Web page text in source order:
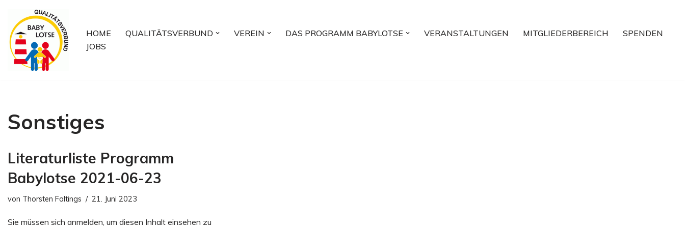
Zum
Inhalt
springen
HOME QUALITÄTSVERBUND VEREIN DAS PROGRAMM BABYLOTSE VERANSTALTUNGEN MITGLIEDERBEREICH
SPENDEN
JOBS
Sonstiges
Literaturliste Programm
Babylotse 2021-06-23
von Thorsten Faltings 21. Juni 2023
Sie müssen sich anmelden, um diesen Inhalt einsehen zu